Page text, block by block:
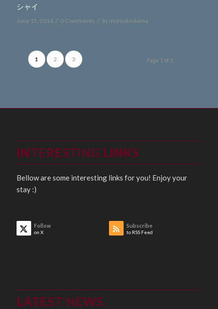
シャイ
June 15, 2014 / 0 Comments / by momokodama
Page 1 of 3
1 2 3
INTERESTING LINKS
Bellow are some interesting links for you! Enjoy your
stay :)
Follow
on X
Subscribe
to RSS Feed
LATEST NEWS